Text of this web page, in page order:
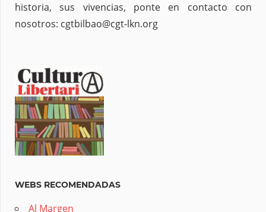
historia, sus vivencias, ponte en contacto con
nosotros: cgtbilbao@cgt-lkn.org
WEBS RECOMENDADAS
Al Margen